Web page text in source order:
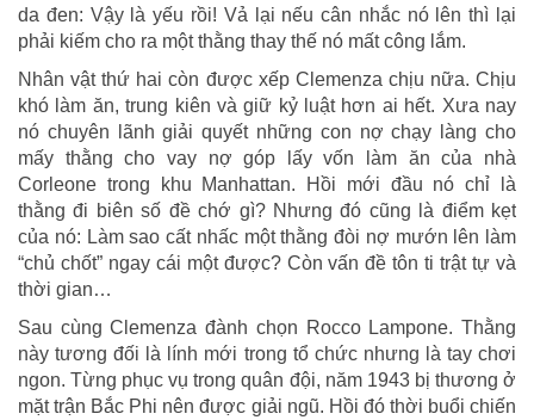
da đen: Vậy là yếu rồi! Vả lại nếu cân nhắc nó lên thì lại
phải kiếm cho ra một thằng thay thế nó mất công lắm.
Nhân vật thứ hai còn được xếp Clemenza chịu nữa. Chịu
khó làm ăn, trung kiên và giữ kỷ luật hơn ai hết. Xưa nay
nó chuyên lãnh giải quyết những con nợ chạy làng cho
mấy thằng cho vay nợ góp lấy vốn làm ăn của nhà
Corleone trong khu Manhattan. Hồi mới đầu nó chỉ là
thằng đi biên số đề chớ gì? Nhưng đó cũng là điểm kẹt
của nó: Làm sao cất nhấc một thằng đòi nợ mướn lên làm
“chủ chốt” ngay cái một được? Còn vấn đề tôn ti trật tự và
thời gian…
Sau cùng Clemenza đành chọn Rocco Lampone. Thằng
này tương đối là lính mới trong tổ chức nhưng là tay chơi
ngon. Từng phục vụ trong quân đội, năm 1943 bị thương ở
mặt trận Bắc Phi nên được giải ngũ. Hồi đó thời buổi chiến